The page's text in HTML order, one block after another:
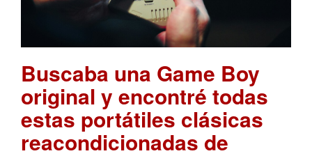
Buscaba una Game Boy
original y encontré todas
estas portátiles clásicas
reacondicionadas de